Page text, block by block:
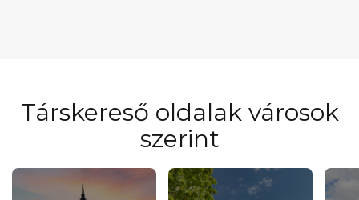
Társkereső oldalak városok
szerint